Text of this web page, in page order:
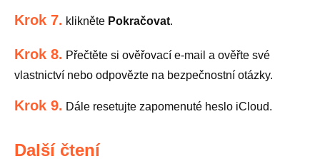
Krok 7. klikněte Pokračovat.
Krok 8. Přečtěte si ověřovací e-mail a ověřte své
vlastnictví nebo odpovězte na bezpečnostní otázky.
Krok 9. Dále resetujte zapomenuté heslo iCloud.
Další čtení